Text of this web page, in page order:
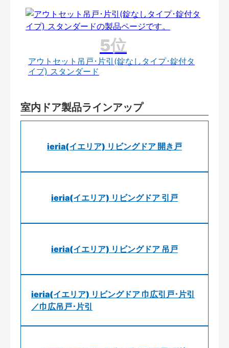
アウトセット吊戸･片引(錠なしタイプ･錠付タ
イプ) スタンダード
室内ドア製品ラインアップ
ieria(イエリア) リビングドア 開き戸
ieria(イエリア) リビングドア 引戸
ieria(イエリア) リビングドア 吊戸
ieria(イエリア) リビングドア 巾広引戸･片引
／巾広吊戸･片引